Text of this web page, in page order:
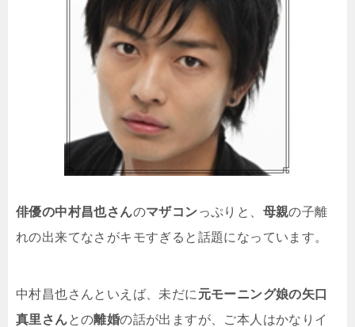
俳優の中村昌也さんのマザコンっぷりと、 母親の子離
れの出来てなさがキモすぎると話題になっています。
中村昌也さんといえば、未だに 元モーニング娘の矢口
真里さんとの離婚の話が出ますが、ご本人はかなりイ